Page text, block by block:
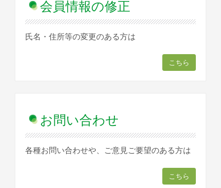
会員情報の修正
氏名・住所等の変更のある方は
こちら
お問い合わせ
各種お問い合わせや、ご意見ご要望のある方は
こちら